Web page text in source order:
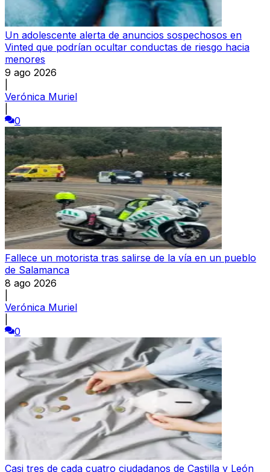
Un adolescente alerta de anuncios sospechosos en
Vinted que podrían ocultar conductas de riesgo hacia
menores
9 ago 2026
Verónica Muriel
0
Fallece un motorista tras salirse de la vía en un pueblo
de Salamanca
8 ago 2026
Verónica Muriel
0
Casi tres de cada cuatro ciudadanos de Castilla y León